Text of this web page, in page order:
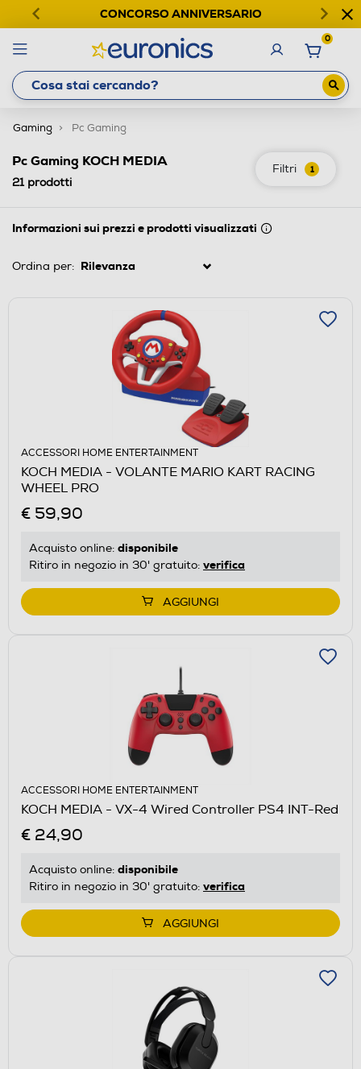
CONCORSO ANNIVERSARIO
0
Gaming Pc Gaming
Filtri 1
Pc Gaming KOCH MEDIA
21prodotti
Informazioni sui prezzi e prodotti visualizzati
Ordina per:
ACCESSORI HOME ENTERTAINMENT
KOCH MEDIA - VOLANTE MARIO KART RACING
WHEEL PRO
€ 59,90
Acquisto online: disponibile
Ritiro in negozio in 30' gratuito: verifica
AGGIUNGI
ACCESSORI HOME ENTERTAINMENT
KOCH MEDIA - VX-4 Wired Controller PS4 INT-Red
€ 24,90
Acquisto online: disponibile
Ritiro in negozio in 30' gratuito: verifica
AGGIUNGI